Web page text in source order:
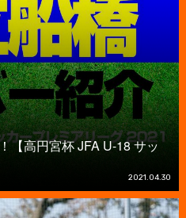
【高円宮杯 JFA U-18 サッ
2021.04.30